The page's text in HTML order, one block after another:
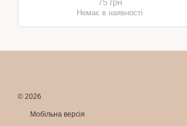
75 грн
Немає в наявності
© 2026
Мобільна версія